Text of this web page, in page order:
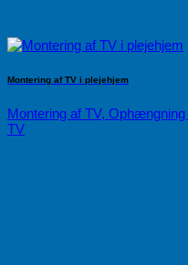
Montering af TV i plejehjem
Montering af TV,
TV